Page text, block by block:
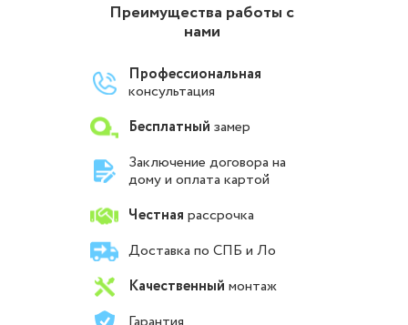
Преимущества работы с
нами
Профессиональная
консультация
Бесплатный замер
Заключение договора на
дому и оплата картой
Честная рассрочка
Доставка по СПБ и Ло
Качественный монтаж